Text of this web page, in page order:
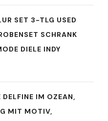
SET 3-TLG USED
SCHRANK
DIELE INDY
IM OZEAN,
MIT MOTIV,